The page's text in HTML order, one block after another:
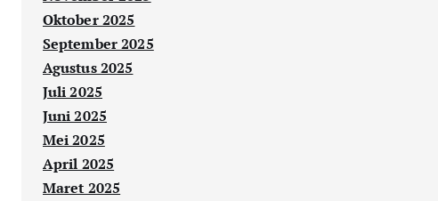
Oktober 2025
September 2025
Agustus 2025
Juli 2025
Juni 2025
Mei 2025
April 2025
Maret 2025